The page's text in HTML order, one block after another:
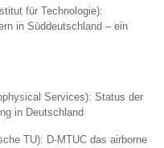
für Technologie):
in Süddeutschland – ein
Services): Status der
in Deutschland
TU): D-MTUC das airborne